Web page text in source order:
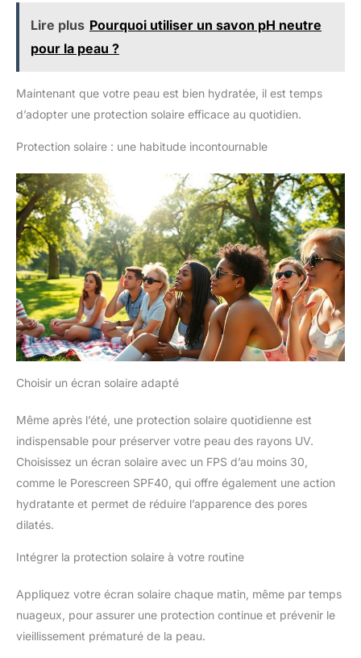
Lire plus Pourquoi utiliser un savon pH neutre
pour la peau ?
Maintenant que votre peau est bien hydratée, il est temps
d’adopter une protection solaire efficace au quotidien.
Protection solaire : une habitude incontournable
Choisir un écran solaire adapté
Même après l’été, une protection solaire quotidienne est
indispensable pour préserver votre peau des rayons UV.
Choisissez un écran solaire avec un FPS d’au moins 30,
comme le Porescreen SPF40, qui offre également une action
hydratante et permet de réduire l’apparence des pores
dilatés.
Intégrer la protection solaire à votre routine
Appliquez votre écran solaire chaque matin, même par temps
nuageux, pour assurer une protection continue et prévenir le
vieillissement prématuré de la peau.